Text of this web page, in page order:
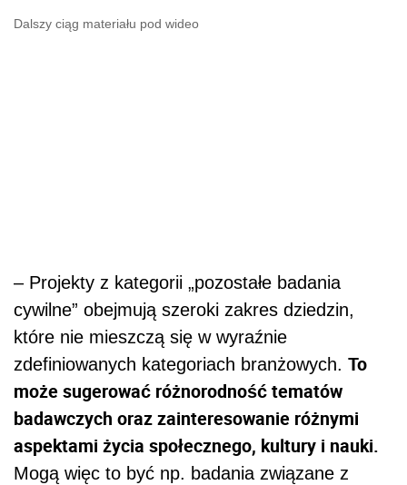
Dalszy ciąg materiału pod wideo
– Projekty z kategorii „pozostałe badania
cywilne” obejmują szeroki zakres dziedzin,
które nie mieszczą się w wyraźnie
zdefiniowanych kategoriach branżowych. To
może sugerować różnorodność tematów
badawczych oraz zainteresowanie różnymi
aspektami życia społecznego, kultury i nauki.
Mogą więc to być np. badania związane z